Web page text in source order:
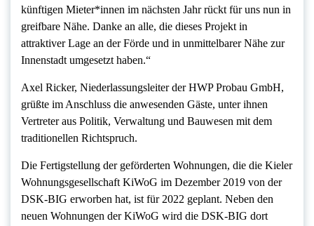
künftigen Mieter*innen im nächsten Jahr rückt für uns nun in
greifbare Nähe. Danke an alle, die dieses Projekt in
attraktiver Lage an der Förde und in unmittelbarer Nähe zur
Innenstadt umgesetzt haben.“
Axel Ricker, Niederlassungsleiter der HWP Probau GmbH,
grüßte im Anschluss die anwesenden Gäste, unter ihnen
Vertreter aus Politik, Verwaltung und Bauwesen mit dem
traditionellen Richtspruch.
Die Fertigstellung der geförderten Wohnungen, die die Kieler
Wohnungsgesellschaft KiWoG im Dezember 2019 von der
DSK-BIG erworben hat, ist für 2022 geplant. Neben den
neuen Wohnungen der KiWoG wird die DSK-BIG dort